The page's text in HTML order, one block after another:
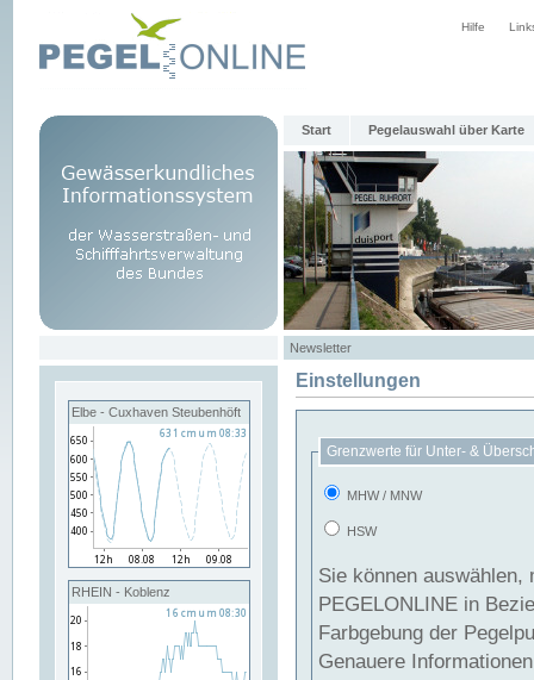
Hilfe
Start Pegelauswahl über Karte
Newsletter
Elbe - Cuxhaven Steubenhöft
RHEIN - Koblenz
Einstellungen
Grenzwerte für Unter- &
MHW / MNW
HSW
Sie können
PEGELONLINE in Beziehung
Farbgebung der
Genauere